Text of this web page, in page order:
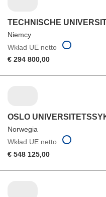
TECHNISCHE
Niemcy
Wkład UE netto
€ 294 800,00
OSLO
Norwegia
Wkład UE netto
€ 548 125,00